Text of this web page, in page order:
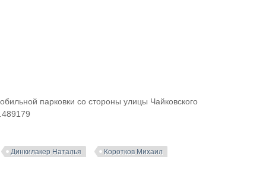
парковки со стороны улицы Чайковского
Динкилакер Наталья Коротков Михаил